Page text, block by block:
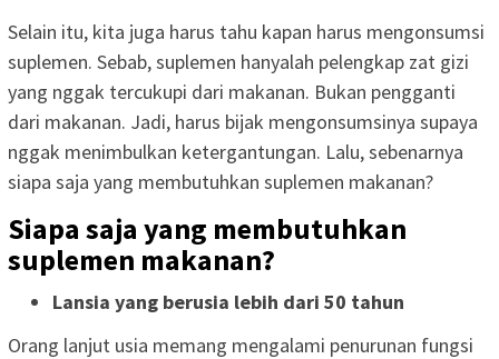
Selain itu, kita juga harus tahu kapan harus mengonsumsi
suplemen. Sebab, suplemen hanyalah pelengkap zat gizi
yang nggak tercukupi dari makanan. Bukan pengganti
dari makanan. Jadi, harus bijak mengonsumsinya supaya
nggak menimbulkan ketergantungan. Lalu, sebenarnya
siapa saja yang membutuhkan suplemen makanan?
Siapa saja yang membutuhkan
suplemen makanan?
Lansia yang berusia lebih dari 50 tahun
Orang lanjut usia memang mengalami penurunan fungsi